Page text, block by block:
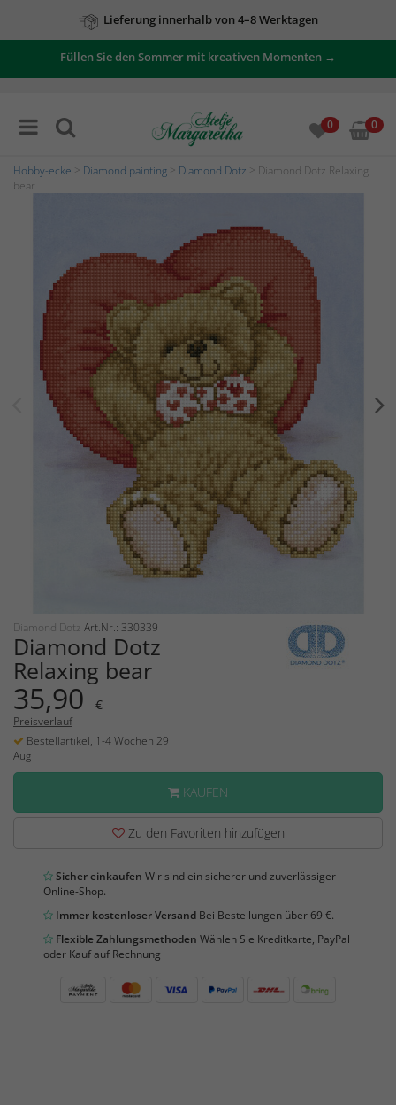
Lieferung innerhalb von 4–8 Werktagen
Füllen Sie den Sommer mit kreativen Momenten →
0 0
Hobby-ecke Diamond painting Diamond Dotz > Diamond Dotz Relaxing
bear
Diamond Dotz Art.Nr.: 330339
Diamond Dotz
Relaxing bear
35,90 €
Preisverlauf
Bestellartikel, 1-4 Wochen 29
Aug
KAUFEN
Zu den Favoriten hinzufügen
Sicher einkaufen Wir sind ein sicherer und zuverlässiger
Online-Shop.
Immer kostenloser Versand Bei Bestellungen über 69 €.
Flexible Zahlungsmethoden Wählen Sie Kreditkarte, PayPal
oder Kauf auf Rechnung